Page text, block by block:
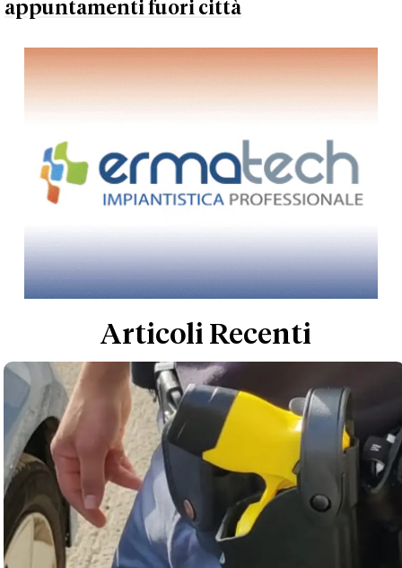
appuntamenti fuori città
Articoli Recenti